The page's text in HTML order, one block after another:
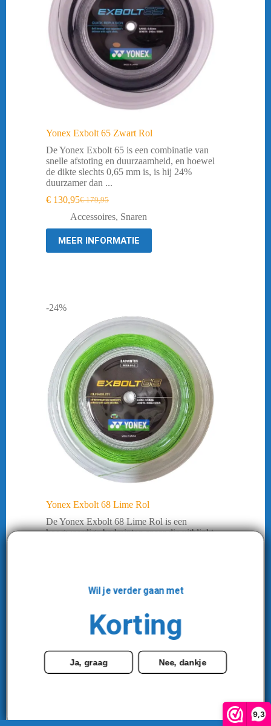
9,3
Yonex Exbolt 65 Zwart Rol
De Yonex Exbolt 65 is een combinatie van
snelle afstoting en duurzaamheid, en hoewel
de dikte slechts 0,65 mm is, is hij 24%
duurzamer dan ...
€179,95
Oorspronkelijke
prijs
was:
€ 179,95.
€ 130,95Huidige
prijs
is:
€ 130,95.
Accessoires, Snaren
MEER INFORMATIE
-24%
Yonex Exbolt 68 Lime Rol
De Yonex Exbolt 68 Lime Rol is een
hoogwaardige badminton snaar die uitblinkt
Oorspronkelijke
€ 179,95.
Huidige
€ 136,95.
MEER INFORMATIE
Wil je verder gaan met
Korting
Ja, graag Nee, dankje